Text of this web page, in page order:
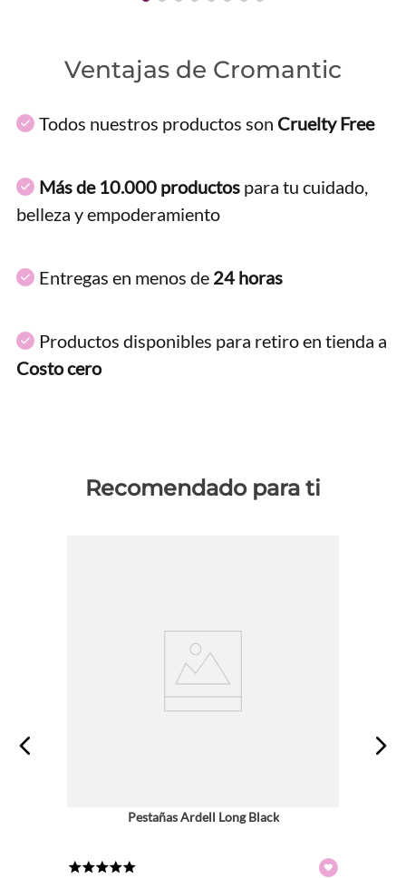
Ventajas de Cromantic
Todos nuestros productos son Cruelty Free
Más de 10.000 productos para tu cuidado,
belleza y empoderamiento
Entregas en menos de 24 horas
Productos disponibles para retiro en tienda a
Costo cero
Recomendado para ti
Pestañas Ardell Long Black